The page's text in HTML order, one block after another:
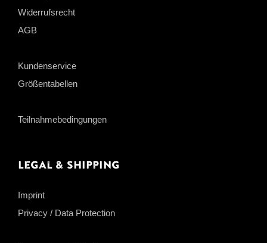
Widerrufsrecht
AGB
Kundenservice
Größentabellen
Teilnahmebedingungen
Legal & Shipping
Imprint
Privacy / Data Protection